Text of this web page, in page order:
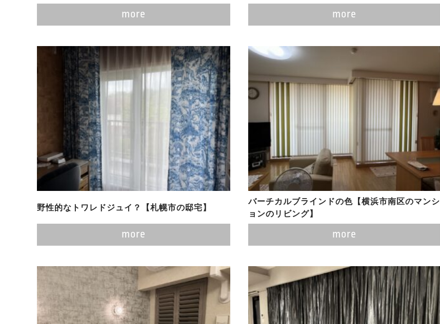
more more
野性的なトワレドジュイ？【札幌市の邸宅】
more
バーチカルブラインドの色【横浜市南区のマンシ
ョンのリビング】
more